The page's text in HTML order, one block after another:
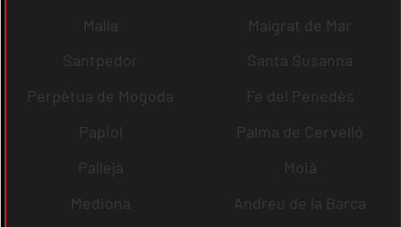
Malla
Malgrat de Mar
Santpedor
Santa Susanna
Perpètua de Mogoda
Fe del Penedès
Papiol
Palma de Cervelló
Pallejà
Moià
Mediona
Andreu de la Barca